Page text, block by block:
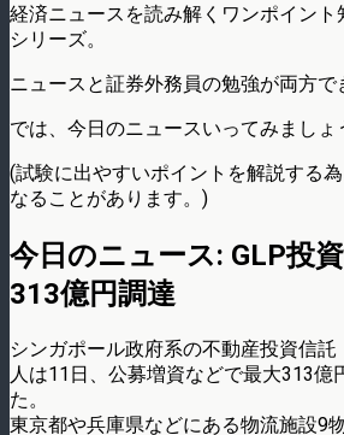
経済ニュースを読み解くワンポイン
シリーズ。
ニュースと証券外務員の勉強が両方で
では、今日のニュースいってみましょ
(試験に出やすいポイントを解説する
なることがあります。)
今日のニュース: GLP投
313億円調達
シンガポール政府系の不動産投資信託
人は11日、公募増資などで最大313億
た。
東京都や兵庫県などにある物流施設9